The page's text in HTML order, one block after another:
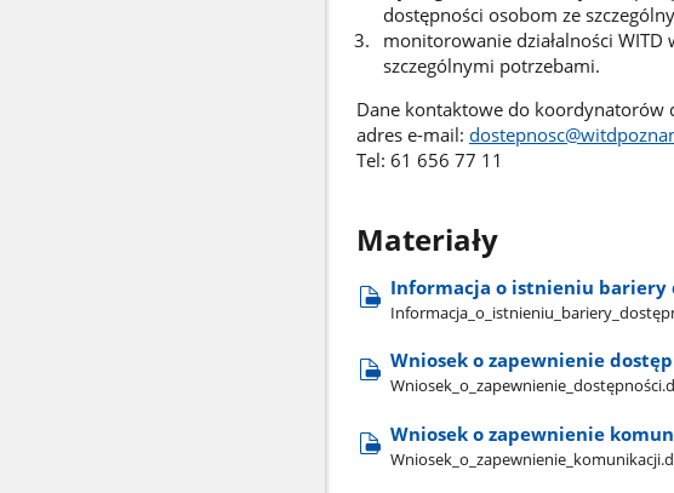
dostępności osobom ze
monitorowanie działalności
szczególnymi potrzebami.
Dane kontaktowe do koordynatorów
adres e-mail:
Tel: 61 656 77 11
Materiały
Informacja o istnieniu bariery
Wniosek o zapewnienie
Wniosek o zapewnienie